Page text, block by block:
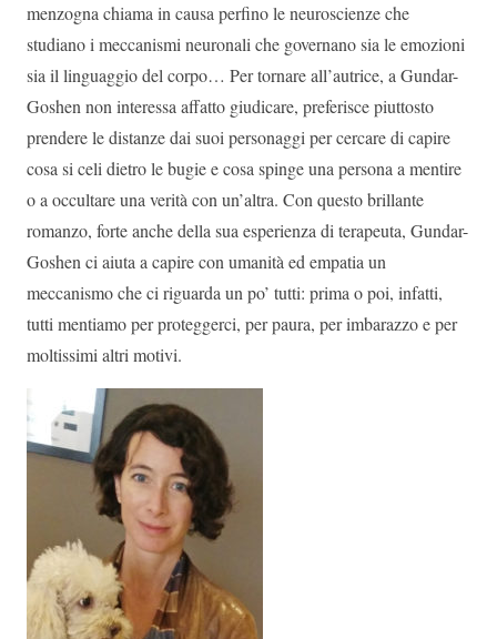
menzogna chiama in causa perfino le neuroscienze che
studiano i meccanismi neuronali che governano sia le emozioni
sia il linguaggio del corpo… Per tornare all’autrice, a Gundar-
Goshen non interessa affatto giudicare, preferisce piuttosto
prendere le distanze dai suoi personaggi per cercare di capire
cosa si celi dietro le bugie e cosa spinge una persona a mentire
o a occultare una verità con un’altra. Con questo brillante
romanzo, forte anche della sua esperienza di terapeuta, Gundar-
Goshen ci aiuta a capire con umanità ed empatia un
meccanismo che ci riguarda un po’ tutti: prima o poi, infatti,
tutti mentiamo per proteggerci, per paura, per imbarazzo e per
moltissimi altri motivi.